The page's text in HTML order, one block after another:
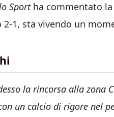
Sportha commentato la
2-1, sta vivendo un
la rincorsa alla zona
un calcio di rigore nel